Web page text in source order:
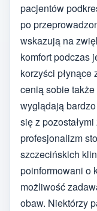
pacjentów
po
wskazują na
komfort podczas
korzyści
cenią sobie
wyglądają
się z
profesjonalizm
szczecińskich
poinformowani o
możliwość
obaw. Niektórzy